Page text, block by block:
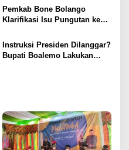
Pemkab Bone Bolango
Klarifikasi Isu Pungutan ke
Benar”
Instruksi Presiden Dilanggar?
Bupati Boalemo Lakukan